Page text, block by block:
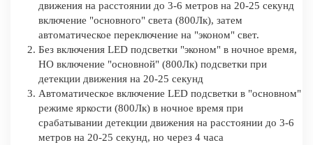
движения на расстоянии до 3-6 метров на 20-25 секунд
включение "основного" света (800Лк), затем
автоматическое переключение на "эконом" свет.
Без включения LED подсветки "эконом" в ночное время,
НО включение "основной" (800Лк) подсветки при
детекции движения на 20-25 секунд
Автоматическое включение LED подсветки в "основном"
режиме яркости (800Лк) в ночное время при
срабатывании детекции движения на расстоянии до 3-6
метров на 20-25 секунд, но через 4 часа